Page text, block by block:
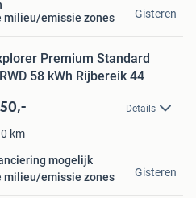
milieu/emissie zones Gisteren
Premium Standard
58 kWh Rijbereik 44
Details
km
mogelijk
milieu/emissie zones
Gisteren